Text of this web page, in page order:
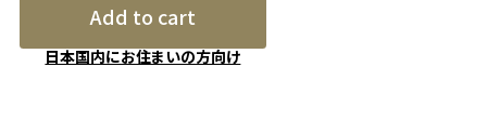
Add to cart
日本国内にお住まいの方向け